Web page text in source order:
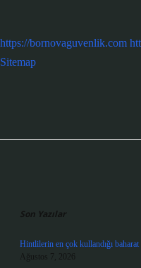
https://bornovaguvenlik.com
Sitemap
Son Yazılar
Hintlilerin en çok kullandığı baharat
Ağustos 7, 2026